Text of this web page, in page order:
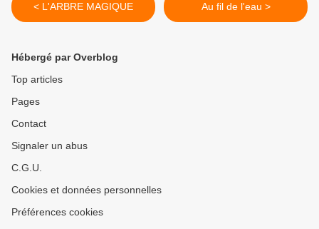
< L'ARBRE MAGIQUE Au fil de l'eau >
Hébergé par Overblog
Top articles
Pages
Contact
Signaler un abus
C.G.U.
Cookies et données personnelles
Préférences cookies